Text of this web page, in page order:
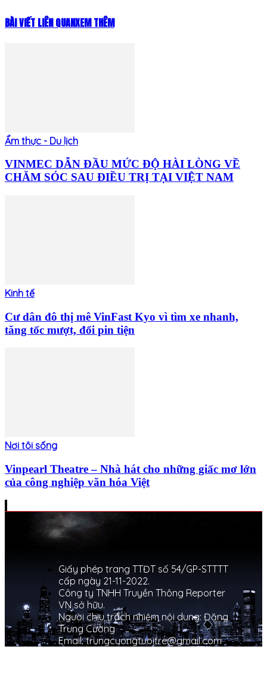
BÀI VIẾT LIÊN QUANXEM THÊM
Ẩm thực - Du lịch
VINMEC DẪN ĐẦU MỨC ĐỘ HÀI LÒNG VỀ
CHĂM SÓC SAU ĐIỀU TRỊ TẠI VIỆT NAM
Kinh tế
Cư dân đô thị mê VinFast Kyo vì tìm xe nhanh,
tăng tốc mượt, đổi pin tiện
Nơi tôi sống
Vinpearl Theatre – Nhà hát cho những giấc mơ lớn
của công nghiệp văn hóa Việt
Giấy phép trang TTĐT số 54/GP-STTTT
cấp ngày 21-11-2022.
Công ty TNHH Truyền Thông Reporter
VN sở hữu.
Người chịu trách nhiệm nội dung: Đặng
Trung Cường
Email: trungcuongtuoitre@gmail.com